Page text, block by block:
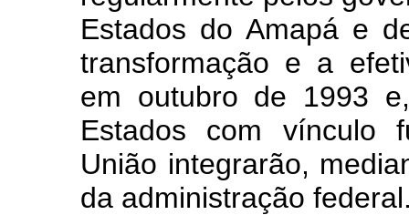
Estados do Amapá e
transformação e a
em outubro de 1993
Estados com vínculo
União integrarão,
da administração